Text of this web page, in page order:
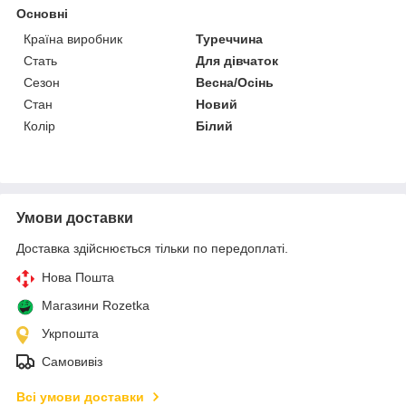
Основні
Країна виробник
Туреччина
Стать
Для дівчаток
Сезон
Весна/Осінь
Стан
Новий
Колір
Білий
Умови доставки
Доставка здійснюється тільки по передоплаті.
Нова Пошта
Магазини Rozetka
Укрпошта
Самовивіз
Всі умови доставки